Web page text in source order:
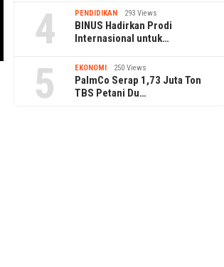
4 PENDIDIKAN 293 Views
BINUS Hadirkan Prodi
Internasional untuk…
5 EKONOMI 250 Views
PalmCo Serap 1,73 Juta Ton
TBS Petani Du…